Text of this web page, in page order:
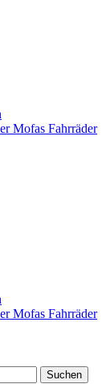
Mofas Fahrräder
Mofas Fahrräder